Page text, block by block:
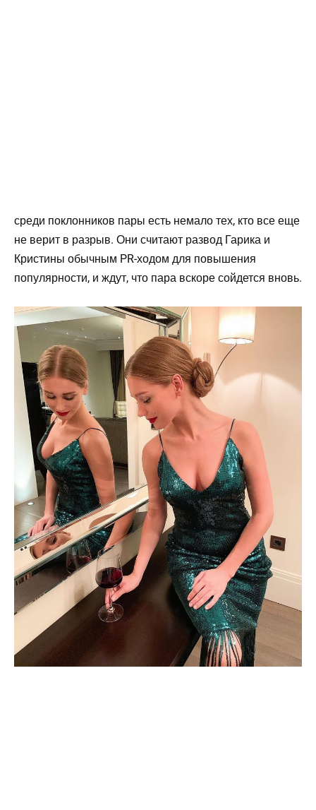
среди поклонников пары есть немало тех, кто все еще
не верит в разрыв. Они считают развод Гарика и
Кристины обычным PR-ходом для повышения
популярности, и ждут, что пара вскоре сойдется вновь.